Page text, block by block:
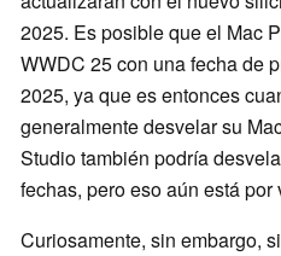
2025. Es posible que el Mac
WWDC 25 con una fecha de
2025, ya que es entonces
generalmente desvelar su
Studio también podría
fechas, pero eso aún está por
Curiosamente, sin embargo,